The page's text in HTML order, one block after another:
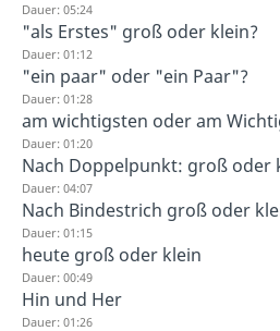
Dauer: 05:24
"als Erstes" groß oder klein?
Dauer: 01:12
"ein paar" oder "ein Paar"?
Dauer: 01:28
am wichtigsten oder am
Dauer: 01:20
Nach Doppelpunkt: groß oder
Dauer: 04:07
Nach Bindestrich groß oder
Dauer: 01:15
heute groß oder klein
Dauer: 00:49
Hin und Her
Dauer: 01:26